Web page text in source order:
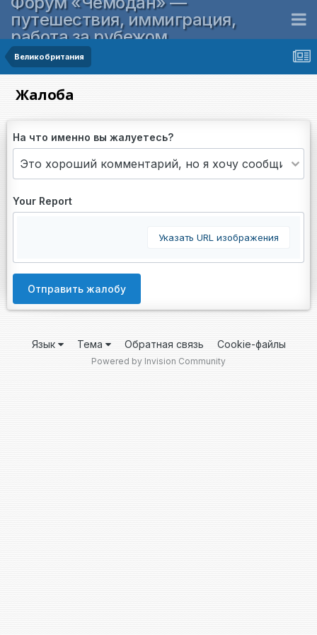
путешествия, иммиграция,
работа за рубежом
Великобритания
Жалоба
На что именно вы жалуетесь?
Your Report
Указать URL изображения
Отправить жалобу
Язык Тема Обратная связь Cookie-файлы
Powered by Invision Community